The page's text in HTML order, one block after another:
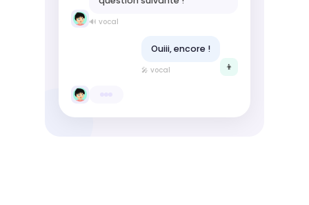
🔊 vocal
👦
Ouiii, encore !
🎤 vocal